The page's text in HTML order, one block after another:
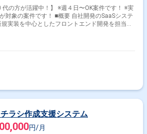
の方が活躍中！】 ※週４日〜OK案件です！ ※実
■概要 自社開発のSaaSシステ
実装を中心としたフロントエンド開発を担当し
として、コミュニケーションを取りながら業務を
※弊社では、法人、請負いの案件は取り扱
チラシ作成支援システム
円/月